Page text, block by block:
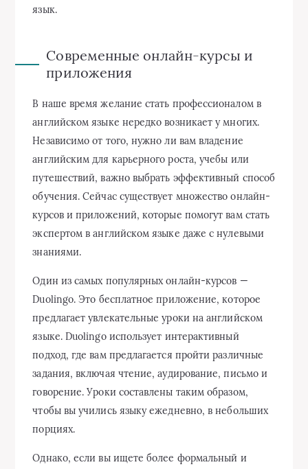
язык.
Современные онлайн-курсы и
приложения
В наше время желание стать профессионалом в
английском языке нередко возникает у многих.
Независимо от того, нужно ли вам владение
английским для карьерного роста, учебы или
путешествий, важно выбрать эффективный способ
обучения. Сейчас существует множество онлайн-
курсов и приложений, которые помогут вам стать
экспертом в английском языке даже с нулевыми
знаниями.
Один из самых популярных онлайн-курсов —
Duolingo. Это бесплатное приложение, которое
предлагает увлекательные уроки на английском
языке. Duolingo использует интерактивный
подход, где вам предлагается пройти различные
задания, включая чтение, аудирование, письмо и
говорение. Уроки составлены таким образом,
чтобы вы учились языку ежедневно, в небольших
порциях.
Однако, если вы ищете более формальный и